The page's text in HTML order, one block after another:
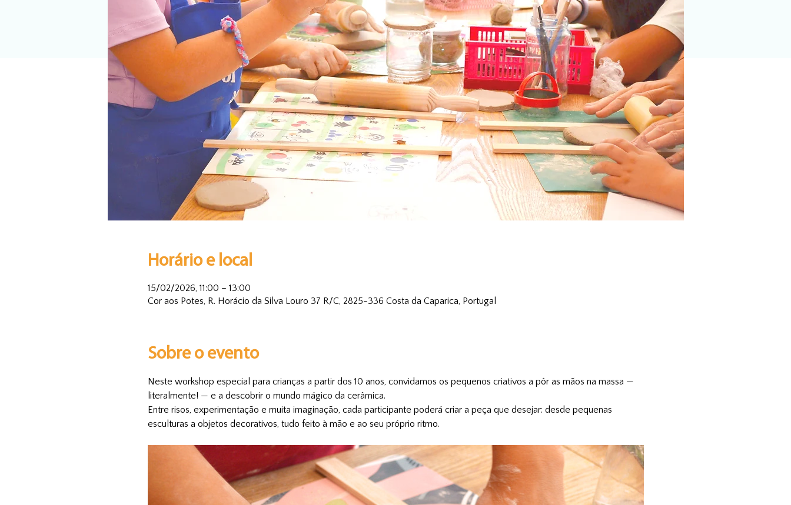
Horário e local
15/02/2026, 11:00 – 13:00
Cor aos Potes, R. Horácio da Silva Louro 37 R/C, 2825-336 Costa da Caparica, Portugal
Sobre o evento
Neste workshop especial para crianças a partir dos 10 anos, convidamos os pequenos criativos a pôr as mãos na massa —
literalmente! — e a descobrir o mundo mágico da cerâmica.
Entre risos, experimentação e muita imaginação, cada participante poderá criar a peça que desejar: desde pequenas
esculturas a objetos decorativos, tudo feito à mão e ao seu próprio ritmo.